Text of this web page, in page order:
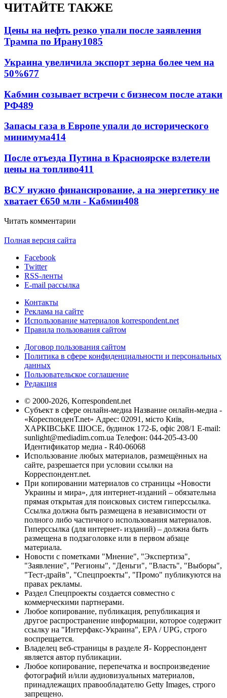
ЧИТАЙТЕ ТАКЖЕ
Цены на нефть резко упали после заявления
Трампа по Ирану1085
Украина увеличила экспорт зерна более чем на
50%677
Кабмин созывает встречи с бизнесом после атаки
РФ489
Запасы газа в Европе упали до исторического
минимума414
После отъезда Путина в Красноярске взлетели
цены на топливо411
ВСУ нужно финансирование, а на энергетику не
хватает €650 млн - Кабмин408
Читать комментарии
Полная версия сайта
Facebook
Twitter
RSS-ленты
E-mail рассылка
Контакты
Реклама на сайте
Использование материалов korrespondent.net
Правила пользования сайтом
Договор пользования сайтом
Политика в сфере конфиденциальности и персональных
данных
Пользовательское соглашение
Редакция
© 2000-2026, Korrespondent.net
Субъект в сфере онлайн-медиа Название онлайн-медиа -
«КореспонденТ.net» Адрес: 02091, місто Київ,
ХАРКІВСЬКЕ ШОСЕ, будинок 172-Б, офіс 208/1 E-mail:
sunlight@mediadim.com.ua Телефон: 044-205-43-00
Идентификатор медиа - R40-06068
Использование любых материалов, размещённых на
сайте, разрешается при условии ссылки на
Корреспондент.net.
При копировании материалов со страницы «Новости
Украины и мира», для интернет-изданий – обязательна
прямая открытая для поисковых систем гиперссылка.
Ссылка должна быть размещена в независимости от
полного либо частичного использования материалов.
Гиперссылка (для интернет- изданий) – должна быть
размещена в подзаголовке или в первом абзаце
материала.
Новости с пометками "Мнение", "Экспертиза",
"Заявление", "Регионы", "Деньги", "Власть", "Выборы",
"Тест-драйв", "Спецпроекты", "Промо" публикуются на
правах рекламы.
Раздел Спецпроекты создается совместно с
коммерческими партнерами.
Любое копирование, публикация, републикация и
другое распространение информации, которое содержит
ссылку на "Интерфакс-Украина", EPA / UPG, строго
воспрещается.
Владелец веб-страницы в разделе Я- Корреспондент
является автор публикации.
Любое копирование, перепечатка и воспроизведение
фотографий и/или аудиовизуальных материалов,
принадлежащих правообладателю Getty Images, строго
запрещено.